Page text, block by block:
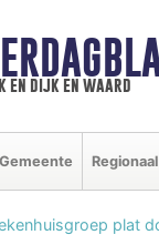
en dijk en waard
Gemeente Regionaal
plat